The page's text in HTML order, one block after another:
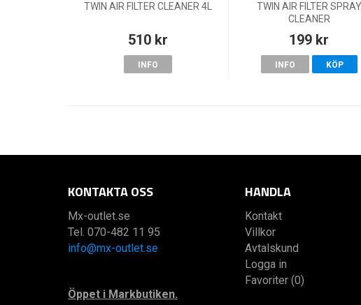
TWIN AIR FILTER CLEANER 4L
510 kr
INFO
TWIN AIR FILTER SPRAY
CLEANER
199 kr
INFO KÖP
KONTAKTA OSS
Mx-outlet.se
Tel. 070-482 11 95
info@mx-outlet.se
Öppet i Markbutiken.
HANDLA
Kontakt
Villkor
Avtalskund
Logga in
Favoriter (0)